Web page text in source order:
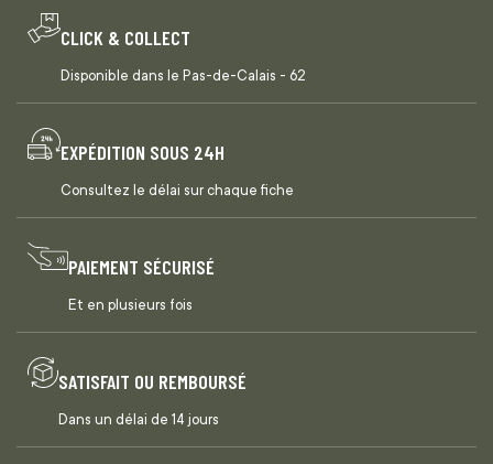
CLICK & COLLECT
Disponible dans le Pas-de-Calais - 62
EXPÉDITION SOUS 24H
Consultez le délai sur chaque fiche
PAIEMENT SÉCURISÉ
Et en plusieurs fois
SATISFAIT OU REMBOURSÉ
Dans un délai de 14 jours